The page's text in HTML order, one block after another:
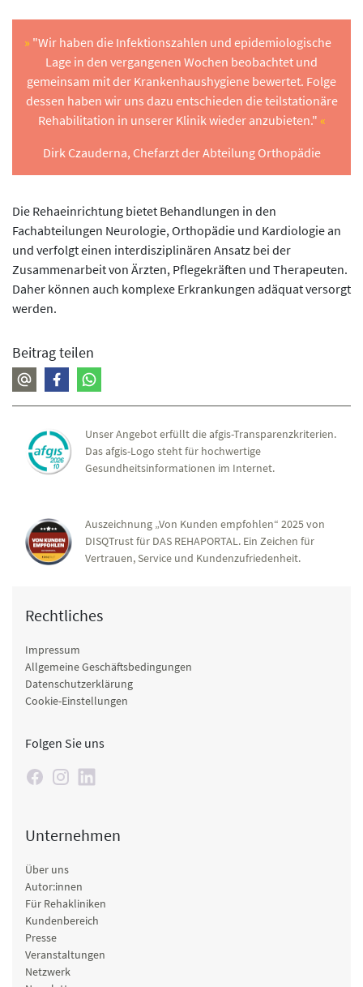
"Wir haben die Infektionszahlen und epidemiologische
Lage in den vergangenen Wochen beobachtet und
gemeinsam mit der Krankenhaushygiene bewertet. Folge
dessen haben wir uns dazu entschieden die teilstationäre
Rehabilitation in unserer Klinik wieder anzubieten."
Dirk Czauderna, Chefarzt der Abteilung Orthopädie
Die Rehaeinrichtung bietet Behandlungen in den
Fachabteilungen Neurologie, Orthopädie und Kardiologie an
und verfolgt einen interdisziplinären Ansatz bei der
Zusammenarbeit von Ärzten, Pflegekräften und Therapeuten.
Daher können auch komplexe Erkrankungen adäquat versorgt
werden.
Beitrag teilen
Unser Angebot erfüllt die afgis-Transparenzkriterien.
Das afgis-Logo steht für hochwertige
Gesundheitsinformationen im Internet.
Auszeichnung „Von Kunden empfohlen“ 2025 von
DISQTrust für DAS REHAPORTAL. Ein Zeichen für
Vertrauen, Service und Kundenzufriedenheit.
Rechtliches
Impressum
Allgemeine Geschäftsbedingungen
Datenschutzerklärung
Cookie-Einstellungen
Folgen Sie uns
Unternehmen
Über uns
Autor:innen
Für Rehakliniken
Kundenbereich
Presse
Veranstaltungen
Netzwerk